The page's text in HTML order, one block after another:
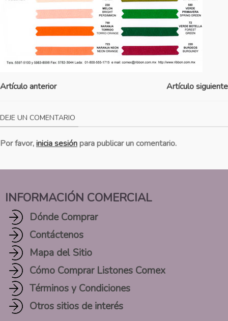
Artículo anterior Artículo siguiente
DEJE UN COMENTARIO
Por favor,inicia sesiónpara publicar un comentario.
INFORMACIÓN COMERCIAL
Dónde Comprar
Contáctenos
Mapa del Sitio
Cómo Comprar Listones Comex
Términos y Condiciones
Otros sitios de interés